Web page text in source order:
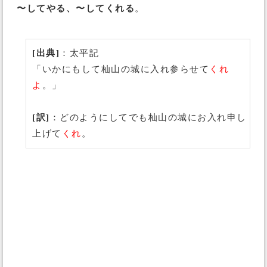
〜してやる、〜してくれる。
[出典] ：太平記
「いかにもして杣山の城に入れ参らせて くれ
よ 。」
[訳] ：どのようにしてでも杣山の城にお入れ申し
上げて くれ。